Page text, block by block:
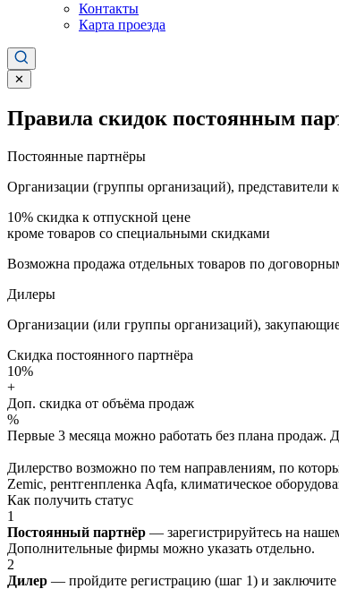
Контакты
Карта проезда
✕
Правила скидок постоянным
Постоянные партнёры
Организации (группы организаций), представители
10% скидка к отпускной цене
кроме товаров со специальными скидками
Возможна продажа отдельных товаров по
Дилеры
Организации (или группы организаций),
Скидка постоянного партнёра
10%
+
Доп. скидка от объёма продаж
%
Первые 3 месяца можно работать без плана продаж.
Дилерство возможно по тем направлениям, по
Zemic, рентгенпленка Aqfa, климатическое
Как получить статус
1
Постоянный партнёр — зарегистрируйтесь на
Дополнительные фирмы можно указать отдельно.
2
Дилер — пройдите регистрацию (шаг 1) и